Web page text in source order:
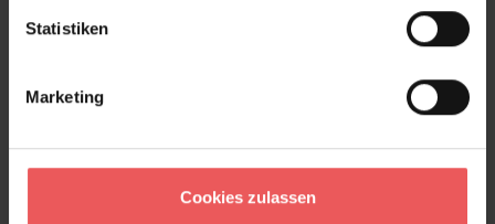
Statistiken
Marketing
Cookies zulassen
98,00 €